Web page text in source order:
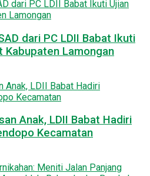
dari PC LDII Babat Ikuti
Kabupaten Lamongan
Anak, LDII Babat Hadiri
Kecamatan